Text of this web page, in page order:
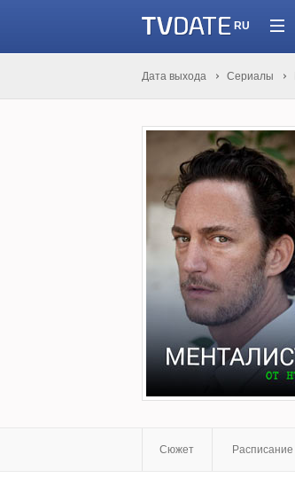
RU
Дата выхода Сериалы
Сюжет Расписание